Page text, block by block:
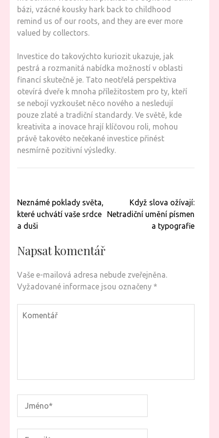
bázi, vzácné kousky hark back to childhood
remind us of our roots, and they are ever more
valued by collectors.
Investice do takovýchto kuriozit ukazuje, jak
pestrá a rozmanitá nabídka možností v oblasti
financí skutečně je. Tato neotřelá perspektiva
otevírá dveře k mnoha příležitostem pro ty, kteří
se nebojí vyzkoušet něco nového a nesledují
pouze zlaté a tradiční standardy. Ve světě, kde
kreativita a inovace hrají klíčovou roli, mohou
právě takovéto nečekané investice přinést
nesmírně pozitivní výsledky.
Navigace
pro
příspěvek
Neznámé poklady světa,
které uchvátí vaše srdce
a duši
Když slova ožívají:
Netradiční umění písmen
a typografie
Napsat komentář
Vaše e-mailová adresa nebude zveřejněna.
Vyžadované informace jsou označeny *